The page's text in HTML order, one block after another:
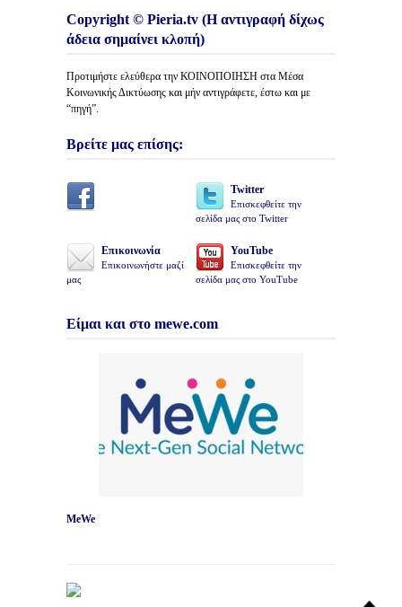
Copyright © Pieria.tv (Η αντιγραφή δίχως
άδεια σημαίνει κλοπή)
Προτιμήστε ελεύθερα την ΚΟΙΝΟΠΟΙΗΣΗ στα Μέσα
Κοινωνικής Δικτύωσης και μήν αντιγράφετε, έστω και με
“πηγή”.
Βρείτε μας επίσης:
Twitter
Επισκεφθείτε την
σελίδα μας στο Twitter
Επικοινωνία
Επικοινωνήστε μαζί
μας
YouTube
Επισκεφθείτε την
σελίδα μας στο YouTube
Είμαι και στο mewe.com
MeWe